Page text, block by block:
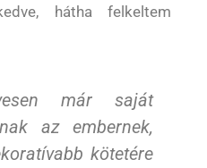
hátha felkeltem
már saját
az embernek,
kötetére